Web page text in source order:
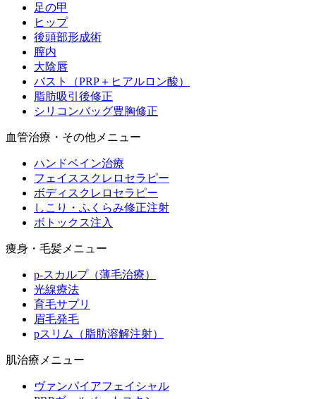
足の甲
ヒップ
後頭部形成術
膣内
大陰唇
バスト（PRP＋ヒアルロン酸）
脂肪吸引後修正
シリコンバッグ豊胸修正
血管治療・その他メニュー
ハンドベイン治療
フェイススクレロセラピー
ボディスクレロセラピー
しこり・ふくらみ修正注射
ボトックス注入
痩身・毛髪メニュー
p-スカルプ（薄毛治療）
光線療法
育毛サプリ
眉毛発毛
pスリム（脂肪溶解注射）
肌治療メニュー
ヴァンパイアフェイシャル